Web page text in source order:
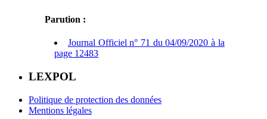
Parution :
Journal Officiel n° 71 du 04/09/2020 à la
page 12483
LEXPOL
Politique de protection des données
Mentions légales